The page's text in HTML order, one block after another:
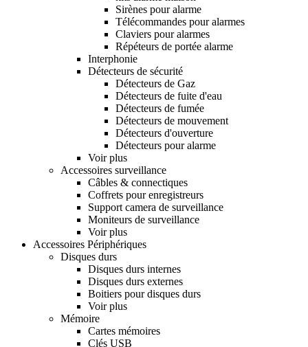
Sirènes pour alarme
Télécommandes pour alarmes
Claviers pour alarmes
Répéteurs de portée alarme
Interphonie
Détecteurs de sécurité
Détecteurs de Gaz
Détecteurs de fuite d'eau
Détecteurs de fumée
Détecteurs de mouvement
Détecteurs d'ouverture
Détecteurs pour alarme
Voir plus
Accessoires surveillance
Câbles & connectiques
Coffrets pour enregistreurs
Support camera de surveillance
Moniteurs de surveillance
Voir plus
Accessoires Périphériques
Disques durs
Disques durs internes
Disques durs externes
Boitiers pour disques durs
Voir plus
Mémoire
Cartes mémoires
Clés USB